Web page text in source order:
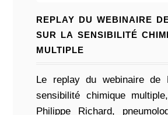
replay du webinaire
sur la sensibilité
multiple
Le replay du webinaire de
sensibilité chimique
Philippe Richard,